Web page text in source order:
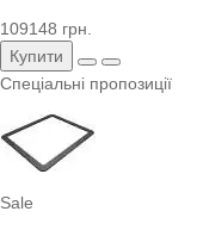
109148 грн.
Купити
Спеціальні пропозиції
Sale